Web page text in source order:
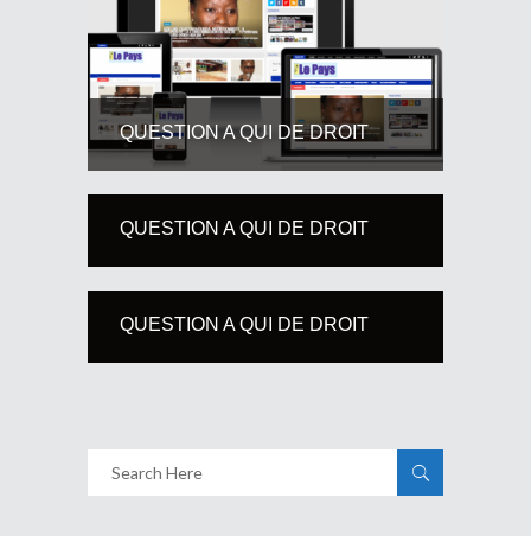
QUESTION A QUI DE DROIT
QUESTION A QUI DE DROIT
QUESTION A QUI DE DROIT